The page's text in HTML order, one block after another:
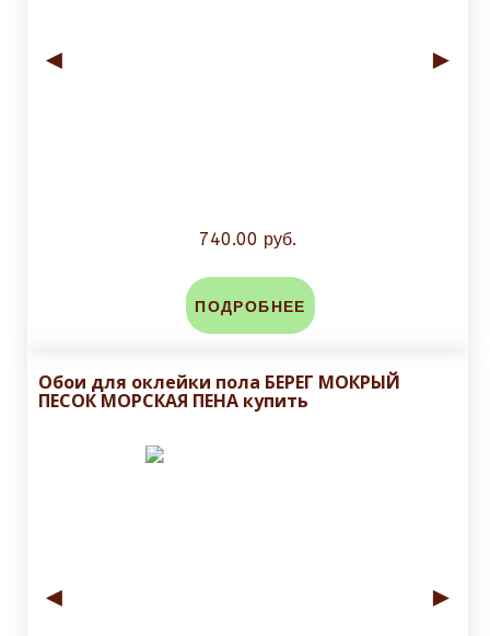
◄ ►
740.00 руб.
ПОДРОБНЕЕ
Обои для оклейки пола БЕРЕГ МОКРЫЙ
ПЕСОК МОРСКАЯ ПЕНА купить
◄ ►